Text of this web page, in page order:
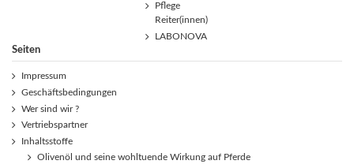
Pflege
Reiter(innen)
LABONOVA
Seiten
Impressum
Geschäftsbedingungen
Wer sind wir ?
Vertriebspartner
Inhaltsstoffe
Olivenöl und seine wohltuende Wirkung auf Pferde